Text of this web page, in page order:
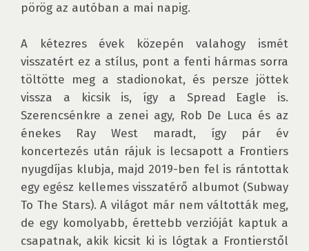
pörög az autóban a mai napig.
A kétezres évek közepén valahogy ismét
visszatért ez a stílus, pont a fenti hármas sorra
töltötte meg a stadionokat, és persze jöttek
vissza a kicsik is, így a Spread Eagle is.
Szerencsénkre a zenei agy, Rob De Luca és az
énekes Ray West maradt, így pár év
koncertezés után rájuk is lecsapott a Frontiers
nyugdíjas klubja, majd 2019-ben fel is rántottak
egy egész kellemes visszatérő albumot (Subway
To The Stars). A világot már nem váltották meg,
de egy komolyabb, érettebb verzióját kaptuk a
csapatnak, akik kicsit ki is lógtak a Frontierstől